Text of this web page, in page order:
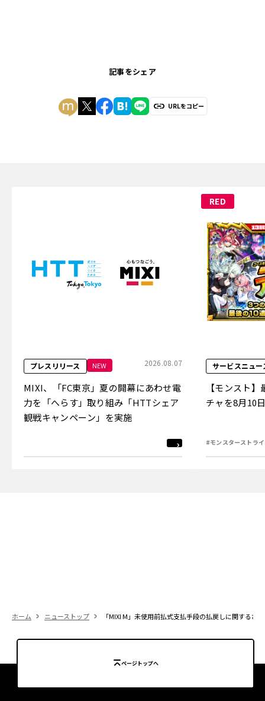
記事をシェア
URLをコピー
プレスリリース NEW 2026.08.07
MIXI、「FC東京」夏の開幕にあわせ電
力を「へらす」取り組み「HTTシェア
観戦キャンペーン」を実施
RED
サービスニュー
【モンスト
チャを8月10
#モンスターストラ
ホーム ニューストップ 「MIXI M」未使用前払式支払手段の払戻しに関するお
ページトップへ